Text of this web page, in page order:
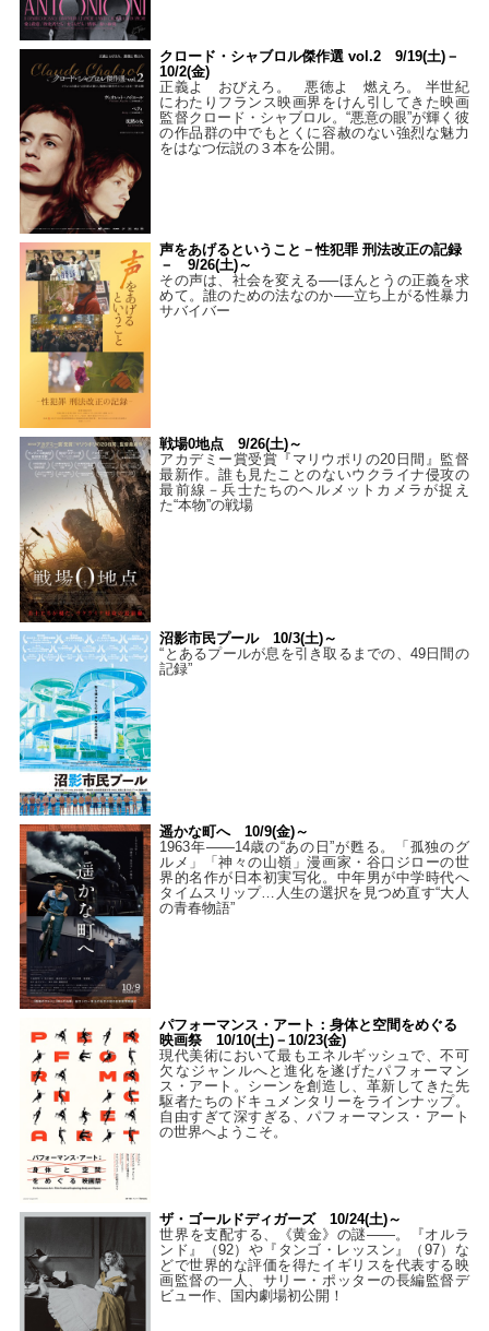
クロード・シャブロル傑作選 vol.2 9/19(土)－
10/2(金)
正義よ おびえろ。 悪徳よ 燃えろ。 半世紀
にわたりフランス映画界をけん引してきた映画
監督クロード・シャブロル。“悪意の眼”が輝く彼
の作品群の中でもとくに容赦のない強烈な魅力
をはなつ伝説の３本を公開。
声をあげるということ－性犯罪 刑法改正の記録
－ 9/26(土)～
その声は、社会を変える──ほんとうの正義を求
めて。誰のための法なのか──立ち上がる性暴力
サバイバー
戦場0地点 9/26(土)～
アカデミー賞受賞『マリウポリの20日間』監督
最新作。誰も見たことのないウクライナ侵攻の
最前線－兵士たちのヘルメットカメラが捉え
た“本物”の戦場
沼影市民プール 10/3(土)～
“とあるプールが息を引き取るまでの、49日間の
記録”
遥かな町へ 10/9(金)～
1963年――14歳の“あの日”が甦る。「孤独のグ
ルメ」「神々の山嶺」漫画家・谷口ジローの世
界的名作が日本初実写化。中年男が中学時代へ
タイムスリップ…人生の選択を見つめ直す“大人
の青春物語”
パフォーマンス・アート：身体と空間をめぐる
映画祭 10/10(土)－10/23(金)
現代美術において最もエネルギッシュで、不可
欠なジャンルへと進化を遂げたパフォーマン
ス・アート。シーンを創造し、革新してきた先
駆者たちのドキュメンタリーをラインナップ。
自由すぎて深すぎる、パフォーマンス・アート
の世界へようこそ。
ザ・ゴールドディガーズ 10/24(土)～
世界を支配する、《黄金》の謎――。『オルラ
ンド』（92）や『タンゴ・レッスン』（97）な
どで世界的な評価を得たイギリスを代表する映
画監督の一人、サリー・ポッターの長編監督デ
ビュー作、国内劇場初公開！